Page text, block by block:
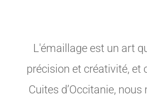
L'émaillage est un art
précision et créativité, et
Cuites d’Occitanie,